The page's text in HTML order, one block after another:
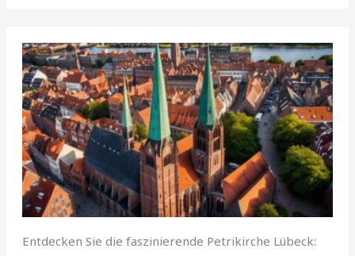
Entdecken Sie die faszinierende Petrikirche Lübeck: